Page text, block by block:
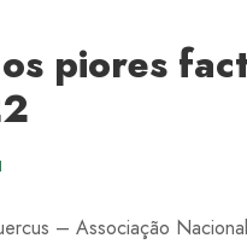
piores
– Associação